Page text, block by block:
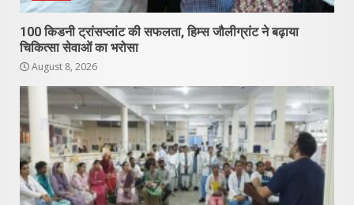
100 किडनी ट्रांसप्लांट की सफलता, हिम्स जौलीग्रांट ने बढ़ाया
चिकित्सा सेवाओं का भरोसा
August 8, 2026